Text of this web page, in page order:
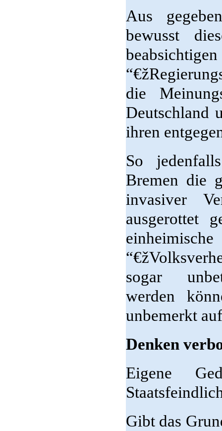
Aus
bewusst
die
Deutschland
ihren
So
Bremen die
invasiver
ausgerottet
sogar
werden
unbemerkt
Denken
Eigene
Gibt das